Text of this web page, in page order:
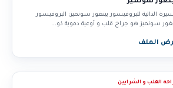
الذاتية للبروفيسور بينغور سونميز: البروفيسور
سونميز هو جراح قلب و أوعية دموية ذو...
الملف
القلب و الشرايين